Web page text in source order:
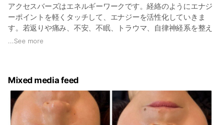
アクセスバーズはエネルギーワークです。経絡のようにエナジ
ーポイントを軽くタッチして、エナジーを活性化していきま
す。若返りや痛み、不安、不眠、トラウマ、自律神経系を整え
ます。
...See more
Mixed media feed